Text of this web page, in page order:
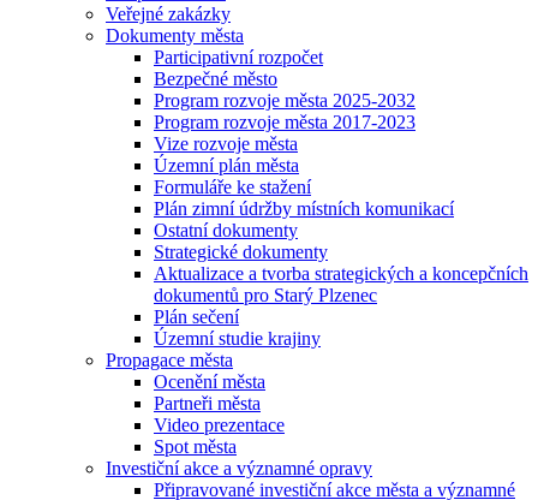
Veřejné zakázky
Dokumenty města
Participativní rozpočet
Bezpečné město
Program rozvoje města 2025-2032
Program rozvoje města 2017-2023
Vize rozvoje města
Územní plán města
Formuláře ke stažení
Plán zimní údržby místních komunikací
Ostatní dokumenty
Strategické dokumenty
Aktualizace a tvorba strategických a koncepčních
dokumentů pro Starý Plzenec
Plán sečení
Územní studie krajiny
Propagace města
Ocenění města
Partneři města
Video prezentace
Spot města
Investiční akce a významné opravy
Připravované investiční akce města a významné